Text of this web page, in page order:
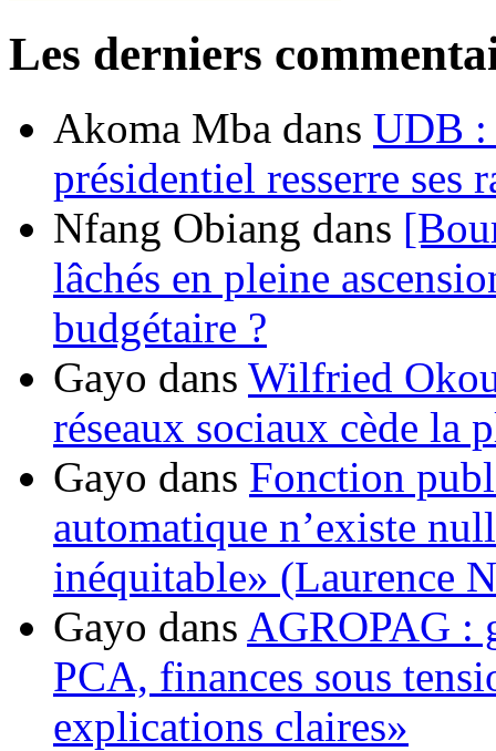
Les derniers
Akoma Mba dans UDB :
présidentiel resserre ses
Nfang Obiang dans
lâchés en pleine
budgétaire ?
Gayo dans Wilfried
réseaux sociaux cède la
Gayo dans Fonction
automatique n’existe
inéquitable» (Laurence
Gayo dans AGROPAG :
PCA, finances sous
explications claires»